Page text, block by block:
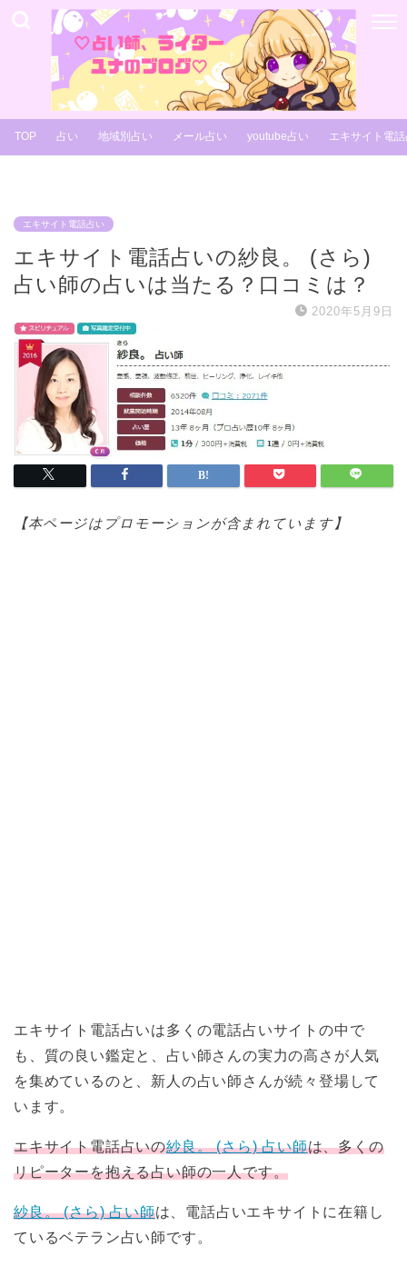
TOP 占い 地域別占い メール占い youtube占い エキサイト電
エキサイト電話占い
エキサイト電話占いの紗良。 (さら)
占い師の占いは当たる？口コミは？
2020年5月9日
【本ページはプロモーションが含まれています】
エキサイト電話占いは多くの電話占いサイトの中で
も、質の良い鑑定と、占い師さんの実力の高さが人気
を集めているのと、新人の占い師さんが続々登場して
います。
エキサイト電話占いの紗良。 (さら) 占い師は、多くの
リピーターを抱える占い師の一人です。
紗良。 (さら) 占い師は、電話占いエキサイトに在籍し
ているベテラン占い師です。